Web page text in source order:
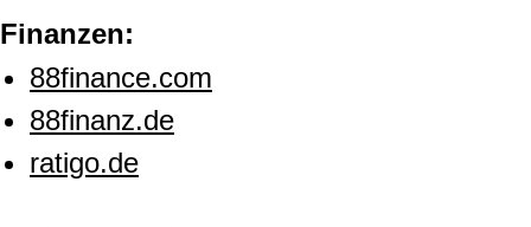
Finanzen:
88finance.com
88finanz.de
ratigo.de